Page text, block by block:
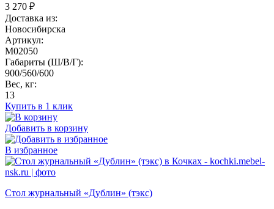
3 270 ₽
Доставка из:
Новосибирска
Артикул:
M02050
Габариты (Ш/В/Г):
900/560/600
Вес, кг:
13
Купить в 1 клик
Добавить в корзину
В избранное
Стол журнальный «Дублин» (тэкс)